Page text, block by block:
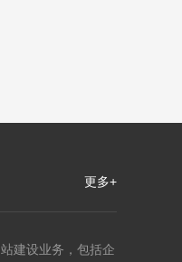
更多+
建设业务，包括企